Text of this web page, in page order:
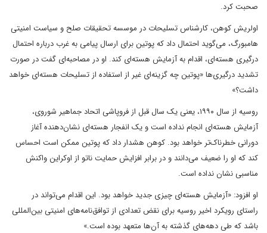
صحبت کرد.
اولریش کوهن، کارشناس تسلیحات در موسسه تحقیقات صلح و سیاست امنیتی
هامبورگ، می‌گوید احتمال داد که پوتین برای ارسال پیامی به غرب درباره احتمال
درگیری هسته‌ای، اقدام به آزمایش هسته‌ای کند. او در مصاحبه‌ای گفت در صورت
تشدید درگیری‌ها «پوتین چه گزینه‌ای غیر از استفاده از تسلیحات هسته‌ای خواهد
داشت؟»
روسیه از سال ۱۹۹۰، یعنی یک سال قبل از فروپاشی اتحاد جماهیر شوروی،
آزمایش هسته‌ای انجام نداده است و یک انفجار هسته‌ای نشان‌دهنده آغاز
دورانی خطرناک‌تر خواهد بود. کوهن هشدار داد که پوتین ممکن است احساس
کند که او را ضعیف می‌دانند و در برابر افزایش حمایت ناتو از اوکراین واکنش
مناسبی نشان نداده است.
او افزود: «آزمایش هسته‌ای چیزی جدید خواهد بود. این اقدام می‌تواند در
راستای رویکرد اخیر روسیه برای نقض تعدادی از توافق‌نامه‌های امنیتی بین‌المللی
باشد که طی دهه‌های گذشته به آن‌ها متعهد بوده است.»